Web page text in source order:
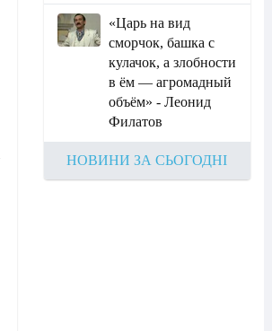
«Царь на вид
сморчок, башка с
кулачок, а злобности
в ём — агромадный
объём» - Леонид
Филатов
НОВИНИ ЗА СЬОГОДНІ